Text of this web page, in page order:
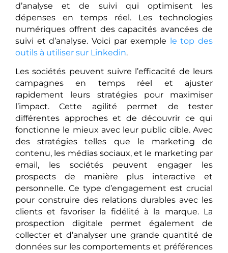
d’analyse et de suivi qui optimisent les
dépenses en temps réel. Les technologies
numériques offrent des capacités avancées de
suivi et d’analyse. Voici par exemple le top des
outils à utiliser sur Linkedin.
Les sociétés peuvent suivre l’efficacité de leurs
campagnes en temps réel et ajuster
rapidement leurs stratégies pour maximiser
l’impact. Cette agilité permet de tester
différentes approches et de découvrir ce qui
fonctionne le mieux avec leur public cible. Avec
des stratégies telles que le marketing de
contenu, les médias sociaux, et le marketing par
email, les sociétés peuvent engager les
prospects de manière plus interactive et
personnelle. Ce type d’engagement est crucial
pour construire des relations durables avec les
clients et favoriser la fidélité à la marque. La
prospection digitale permet également de
collecter et d’analyser une grande quantité de
données sur les comportements et préférences